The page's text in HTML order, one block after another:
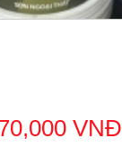
VNĐ